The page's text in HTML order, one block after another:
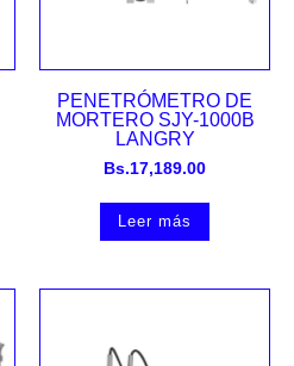
PENETRÓMETRO DE
MORTERO SJY-1000B
LANGRY
Bs.17,189.00
Leer más